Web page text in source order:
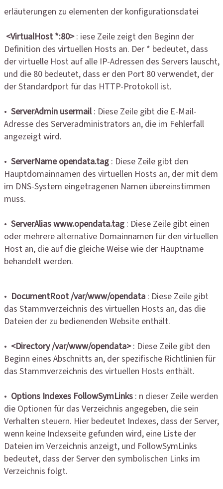
erläuterungen zu elementen der konfigurationsdatei
<VirtualHost *:80>: iese Zeile zeigt den Beginn der
Definition des virtuellen Hosts an. Der * bedeutet, dass
der virtuelle Host auf alle IP-Adressen des Servers lauscht,
und die 80 bedeutet, dass er den Port 80 verwendet, der
der Standardport für das HTTP-Protokoll ist.
• ServerAdmin usermail: Diese Zeile gibt die E-Mail-
Adresse des Serveradministrators an, die im Fehlerfall
angezeigt wird.
• ServerName opendata.tag: Diese Zeile gibt den
Hauptdomainnamen des virtuellen Hosts an, der mit dem
im DNS-System eingetragenen Namen übereinstimmen
muss.
• ServerAlias www.opendata.tag: Diese Zeile gibt einen
oder mehrere alternative Domainnamen für den virtuellen
Host an, die auf die gleiche Weise wie der Hauptname
behandelt werden.
• DocumentRoot /var/www/opendata : Diese Zeile gibt
das Stammverzeichnis des virtuellen Hosts an, das die
Dateien der zu bedienenden Website enthält.
• <Directory /var/www/opendata>: Diese Zeile gibt den
Beginn eines Abschnitts an, der spezifische Richtlinien für
das Stammverzeichnis des virtuellen Hosts enthält.
• Options Indexes FollowSymLinks: n dieser Zeile werden
die Optionen für das Verzeichnis angegeben, die sein
Verhalten steuern. Hier bedeutet Indexes, dass der Server,
wenn keine Indexseite gefunden wird, eine Liste der
Dateien im Verzeichnis anzeigt, und FollowSymLinks
bedeutet, dass der Server den symbolischen Links im
Verzeichnis folgt.